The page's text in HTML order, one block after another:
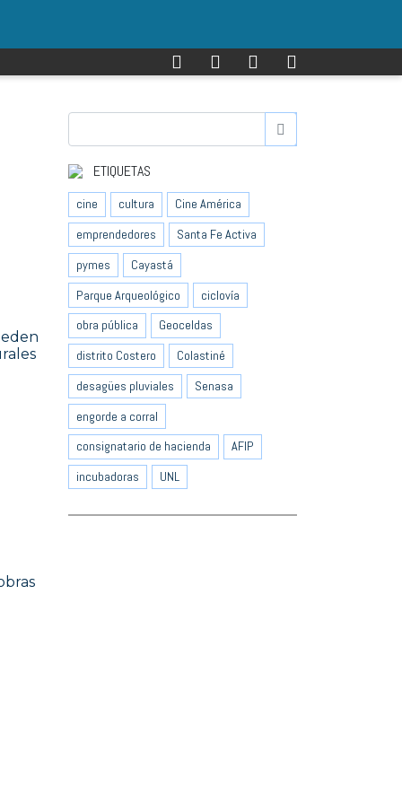
ETIQUETAS
cine cultura
Cine América
emprendedores
Santa Fe Activa
pymes
Cayastá
Parque Arqueológico
ciclovía
obra pública
Geoceldas
distrito Costero
Colastiné
desagües pluviales
Senasa
engorde a corral
consignatario de hacienda
AFIP
incubadoras
UNL